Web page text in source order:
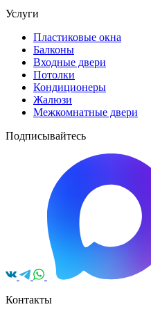
Услуги
Пластиковые окна
Балконы
Входные двери
Потолки
Кондиционеры
Жалюзи
Межкомнатные двери
Подписывайтесь
Контакты